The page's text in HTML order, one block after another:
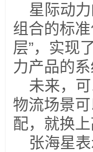
星际动
组合的标
层”，实现
力产品的
未来，
物流场景
配，就换上
张海星